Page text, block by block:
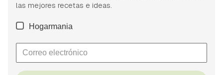
las mejores recetas e ideas.
Hogarmania